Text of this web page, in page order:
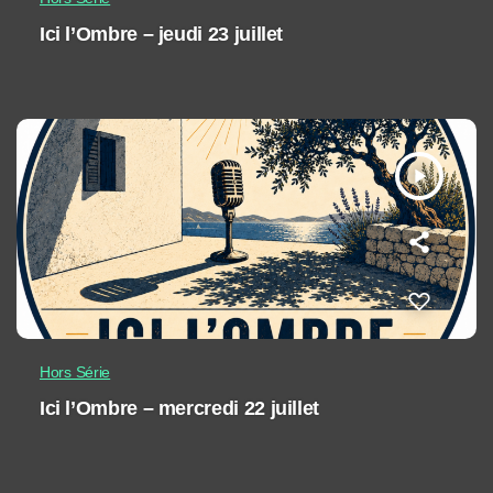
Ici l’Ombre – jeudi 23 juillet
play_arrow
Hors Série
Ici l’Ombre – mercredi 22 juillet